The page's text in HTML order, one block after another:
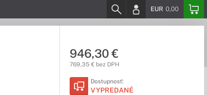
EUR 0,00
946,30 €
769,35 € bez DPH
Dostupnosť:
VYPREDANÉ